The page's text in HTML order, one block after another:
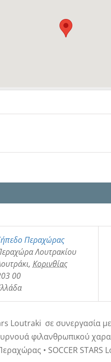
Περαχώρας
Λουτρακίου
, Κορινθίας
00
Loutraki σε συνεργασία
φιλανθρωπικού
• SOCCER STARS